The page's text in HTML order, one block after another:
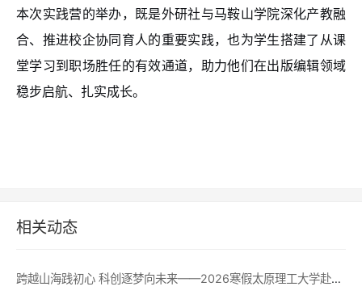
本次实践营的举办，既是外研社与马鞍山学院深化产教融
合、推进校企协同育人的重要实践，也为学生搭建了从课
堂学习到职场胜任的有效通道，助力他们在出版编辑领域
稳步启航、扎实成长。
相关动态
跨越山海践初心 科创逐梦向未来——2026寒假太原理工大学赴澳科技创新能力提升项目圆满收官